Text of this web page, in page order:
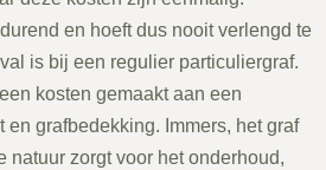
en hoeft dus nooit verlengd te
is bij een regulier particuliergraf.
kosten gemaakt aan een
en grafbedekking. Immers, het graf
natuur zorgt voor het onderhoud,